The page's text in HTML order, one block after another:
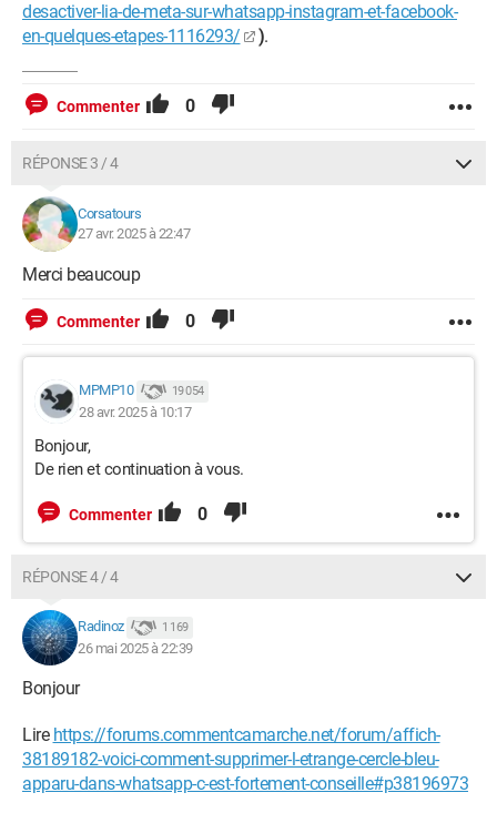
desactiver-lia-de-meta-sur-whatsapp-instagram-et-facebook-
en-quelques-etapes-1116293/
).
Commenter 0
RÉPONSE 3 / 4
Corsatours
27 avr. 2025 à 22:47
Merci beaucoup
Commenter 0
MPMP10 19 054
28 avr. 2025 à 10:17
Bonjour,
De rien et continuation à vous.
Commenter 0
RÉPONSE 4 / 4
Radinoz 1 169
26 mai 2025 à 22:39
Bonjour
Lire https://forums.commentcamarche.net/forum/affich-
38189182-voici-comment-supprimer-l-etrange-cercle-bleu-
apparu-dans-whatsapp-c-est-fortement-conseille#p38196973